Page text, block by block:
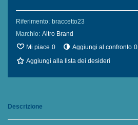
Riferimento: braccetto23
Marchio: Altro Brand
Mi piace 0 Aggiungi al confronto 0
Aggiungi alla lista dei desideri
Descrizione